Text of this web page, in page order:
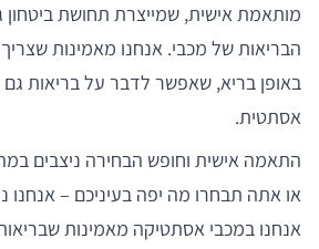
מותאמת אישית, שמייצרת תחושת
הבריאות של מכבי. אנחנו מאמינות
באופן בריא, שאפשר לדבר על בריאות
אסתטית.
התאמה אישית וחופש הבחירה ניצבים
או אתה תבחרו מה יפה בעיניכם –
אנחנו במכבי אסתטיקה מאמינות שבריאות